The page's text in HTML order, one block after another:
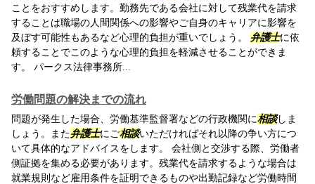
ことをおすすめします。勤務先である会社に対して残業代を請求
することは職場の人間関係への影響やご自身のキャリアに影響を
及ぼす可能性もあるなど心理的負担が重いでしょう。 弁護士に依
頼することでこのような心理的負担を軽減させることができま
す。 パークス法律事務所...
労働問題の解決までの流れ
問題が発生した場合、労働基準監督署などの行政機関に相談しま
しょう。また弁護士にご相談いただければそれ以降の争い方につ
いて具体的なアドバイスをします。 会社側と交渉する際、労働者
側証拠を集める必要があります。残業代を請求するような場合は
就業規則など雇用条件を証明できるものや出勤記録など労働時間